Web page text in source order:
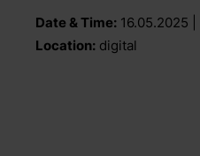
Date & Time: 16.05.2025
Location: digital